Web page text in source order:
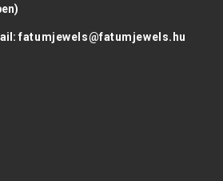
fatumjewels@fatumjewels.hu